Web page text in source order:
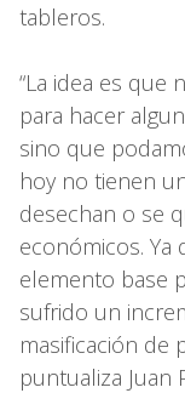
tableros.
“La idea es que
para hacer
sino que
hoy no tienen
desechan o se
económicos.
elemento base
sufrido un
masificación de
puntualiza Juan